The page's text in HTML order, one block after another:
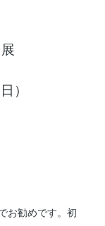
）
お勧めです。初